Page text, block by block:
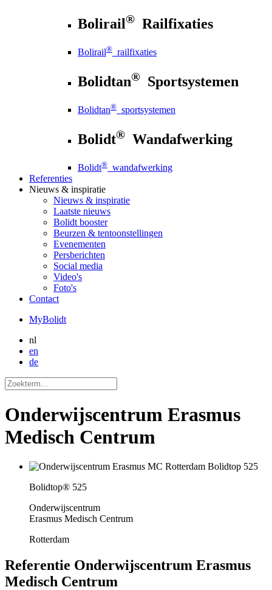
Bolirail® Railfixaties
Bolirail® railfixaties
Bolidtan® Sportsystemen
Bolidtan® sportsystemen
Bolidt® Wandafwerking
Bolidt® wandafwerking
Referenties
Nieuws & inspiratie
Nieuws & inspiratie
Laatste nieuws
Bolidt booster
Beurzen & tentoonstellingen
Evenementen
Persberichten
Social media
Video's
Foto's
Contact
MyBolidt
nl
en
de
Onderwijscentrum Erasmus
Medisch Centrum
Bolidtop® 525
Onderwijscentrum
Erasmus Medisch Centrum
Rotterdam
Referentie Onderwijscentrum Erasmus
Medisch Centrum